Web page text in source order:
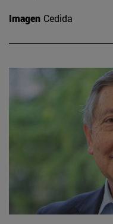
Imagen Cedida